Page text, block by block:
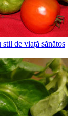
de viață sănătos